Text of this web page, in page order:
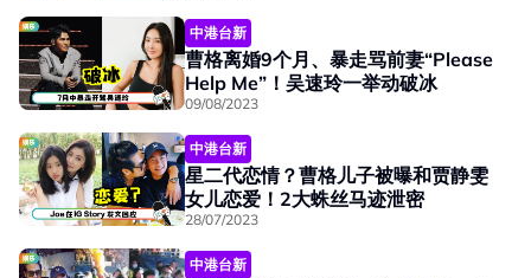
中港台新
曹格离婚9个月、暴走骂前妻“Please
Help Me”！吴速玲一举动破冰
09/08/2023
中港台新
星二代恋情？曹格儿子被曝和贾静雯
女儿恋爱！2大蛛丝马迹泄密
28/07/2023
中港台新